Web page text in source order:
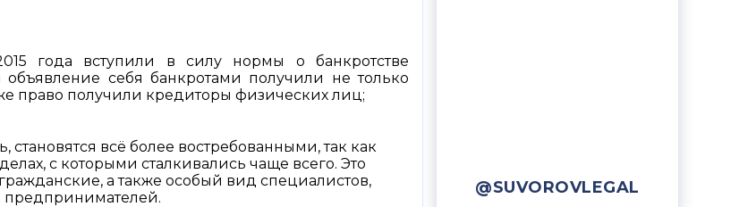
@SUVOROVLEGAL
года вступили в силу нормы о банкротстве
себя банкротами получили не только
право получили кредиторы физических лиц;
всё более востребованными, так как
с которыми сталкивались чаще всего. Это
а также особый вид специалистов,
предпринимателей.